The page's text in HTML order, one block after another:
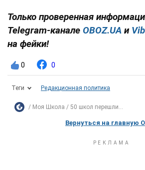
Только проверенная
Telegram-канале OBOZ.UA и
на фейки!
0 0
Теги Редакционная политика
Моя Школа 50 школ перешли...
Вернуться на главную